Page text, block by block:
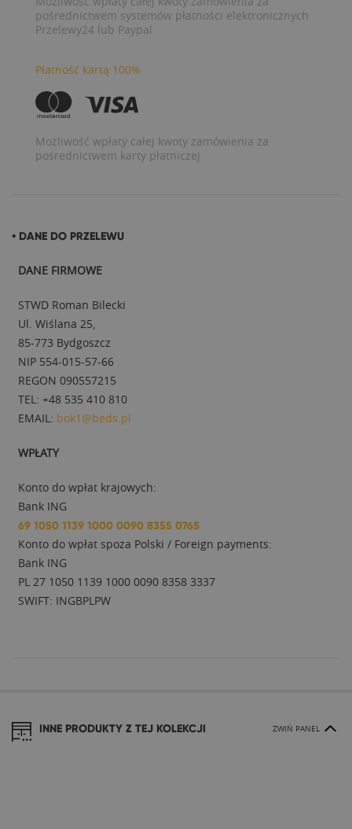
pośrednictwem systemów płatności elektronicznych
Przelewy24 lub Paypal
Płatność kartą 100%
Możliwość wpłaty całej kwoty zamówienia za
pośrednictwem karty płatniczej
• DANE DO PRZELEWU
DANE FIRMOWE
STWD Roman Bilecki
Ul. Wiślana 25,
85-773 Bydgoszcz
NIP 554-015-57-66
REGON 090557215
TEL: +48 535 410 810
EMAIL: bok1@beds.pl
WPŁATY
Konto do wpłat krajowych:
Bank ING
69 1050 1139 1000 0090 8355 0765
Konto do wpłat spoza Polski / Foreign payments:
Bank ING
PL 27 1050 1139 1000 0090 8358 3337
SWIFT: INGBPLPW
INNE PRODUKTY Z TEJ KOLEKCJI ZWIŃ PANEL